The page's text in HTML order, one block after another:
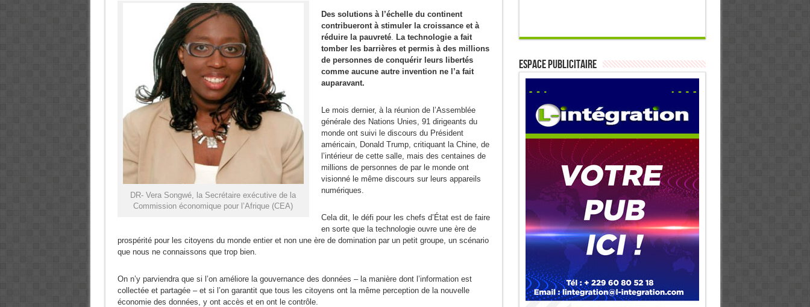
DR- Vera Songwé, la Secrétaire exécutive de la
Commission économique pour l’Afrique (CEA)
Des solutions à l’échelle du continent
contribueront à stimuler la croissance et à
réduire la pauvreté. La technologie a fait
tomber les barrières et permis à des millions
de personnes de conquérir leurs libertés
comme aucune autre invention ne l’a fait
auparavant.
Le mois dernier, à la réunion de l’Assemblée
générale des Nations Unies, 91 dirigeants du
monde ont suivi le discours du Président
américain, Donald Trump, critiquant la Chine, de
l’intérieur de cette salle, mais des centaines de
millions de personnes de par le monde ont
visionné le même discours sur leurs appareils
numériques.
Cela dit, le défi pour les chefs d’État est de faire
en sorte que la technologie ouvre une ère de
prospérité pour les citoyens du monde entier et non une ère de domination par un petit groupe, un scénario
que nous ne connaissons que trop bien.
On n’y parviendra que si l’on améliore la gouvernance des données – la manière dont l’information est
collectée et partagée – et si l’on garantit que tous les citoyens ont la même perception de la nouvelle
économie des données, y ont accès et en ont le contrôle.
ESPACE PUBLICITAIRE